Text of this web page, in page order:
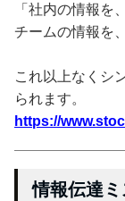
「社内の情報を
チームの情報を
これ以上なくシ
られます。
https://
情報伝達